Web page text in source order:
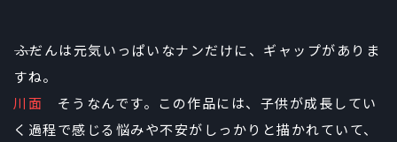
――ふだんは元気いっぱいなナンだけに、ギャップがありま
すね。
川面 そうなんです。この作品には、子供が成長してい
く過程で感じる悩みや不安がしっかりと描かれていて、